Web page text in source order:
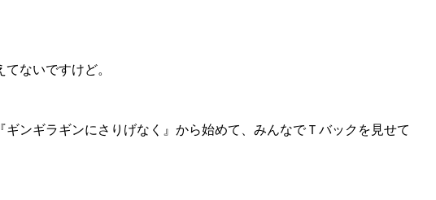
ないですけど。
ンギラギンにさりげなく』から始めて、みんなでＴバックを見せて